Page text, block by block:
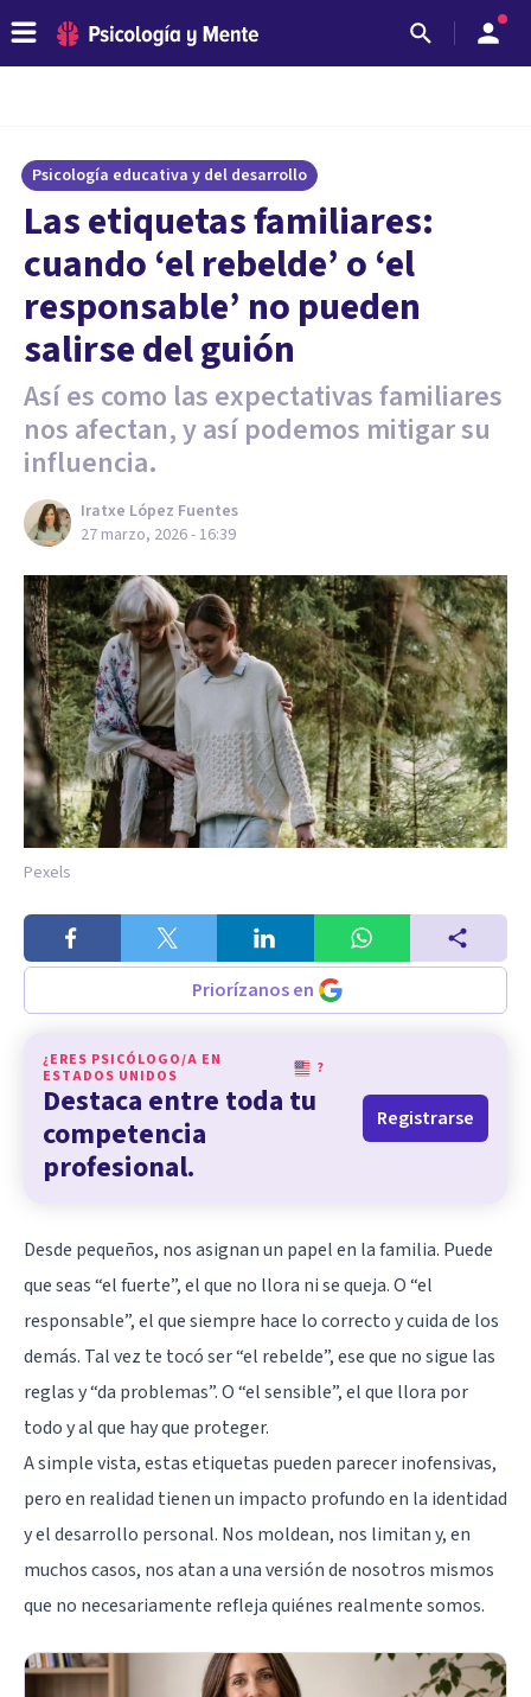
Psicología educativa y del desarrollo
Las etiquetas familiares:
cuando ‘el rebelde’ o ‘el
responsable’ no pueden
salirse del guión
Así es como las expectativas familiares
nos afectan, y así podemos mitigar su
influencia.
Iratxe López Fuentes
27 marzo, 2026 - 16:39
Pexels
Priorízanos en
¿ERES PSICÓLOGO/A EN
ESTADOS UNIDOS
?
Destaca entre toda tu
competencia
profesional.
Registrarse
Desde pequeños, nos asignan un papel en la familia. Puede
que seas “el fuerte”, el que no llora ni se queja. O “el
responsable”, el que siempre hace lo correcto y cuida de los
demás. Tal vez te tocó ser “el rebelde”, ese que no sigue las
reglas y “da problemas”. O “el sensible”, el que llora por
todo y al que hay que proteger.
A simple vista, estas etiquetas pueden parecer inofensivas,
pero en realidad tienen un impacto profundo en la identidad
y el desarrollo personal. Nos moldean, nos limitan y, en
muchos casos, nos atan a una versión de nosotros mismos
que no necesariamente refleja quiénes realmente somos.